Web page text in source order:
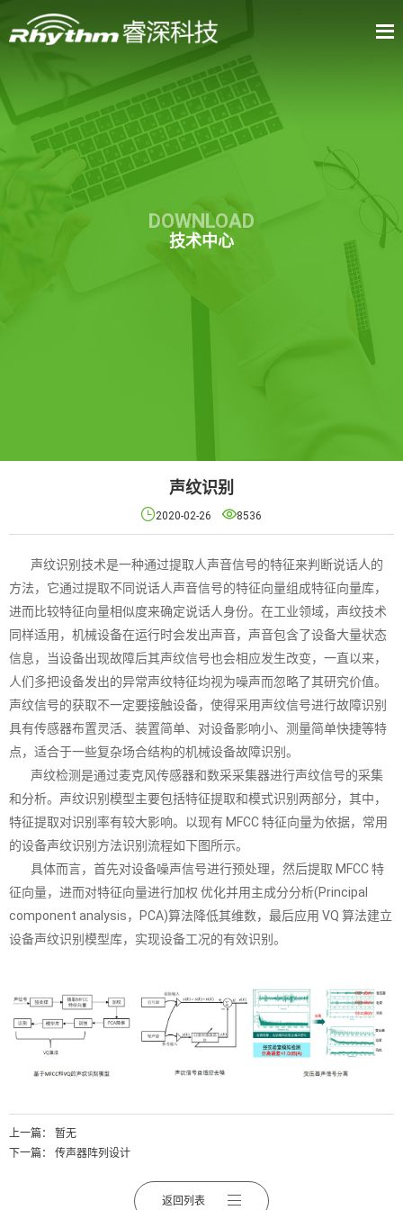
DOWNLOAD
技术中心
声纹识别
2020-02-26 8536
声纹识别技术是一种通过提取人声音信号的特征来判断说话人的
方法，它通过提取不同说话人声音信号的特征向量组成特征向量库，
进而比较特征向量相似度来确定说话人身份。在工业领域，声纹技术
同样适用，机械设备在运行时会发出声音，声音包含了设备大量状态
信息，当设备出现故障后其声纹信号也会相应发生改变，一直以来，
人们多把设备发出的异常声纹特征均视为噪声而忽略了其研究价值。
声纹信号的获取不一定要接触设备，使得采用声纹信号进行故障识别
具有传感器布置灵活、装置简单、对设备影响小、测量简单快捷等特
点，适合于一些复杂场合结构的机械设备故障识别。
声纹检测是通过麦克风传感器和数采采集器进行声纹信号的采集
和分析。声纹识别模型主要包括特征提取和模式识别两部分，其中，
特征提取对识别率有较大影响。以现有 MFCC 特征向量为依据，常用
的设备声纹识别方法识别流程如下图所示。
具体而言，首先对设备噪声信号进行预处理，然后提取 MFCC 特
征向量，进而对特征向量进行加权 优化并用主成分分析(Principal
component analysis，PCA)算法降低其维数，最后应用 VQ 算法建立
设备声纹识别模型库，实现设备工况的有效识别。
上一篇： 暂无
下一篇： 传声器阵列设计
返回列表